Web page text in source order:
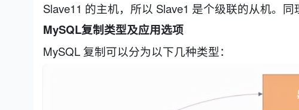
Slave11 的主机，所以 Slave1 是个级联的从机。同
MySQL复制类型及应用选项
MySQL 复制可以分为以下几种类型：